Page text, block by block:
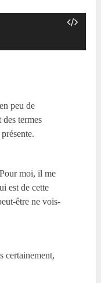
peu de
des termes
moi, il me
est de cette
être ne vois-
certainement,